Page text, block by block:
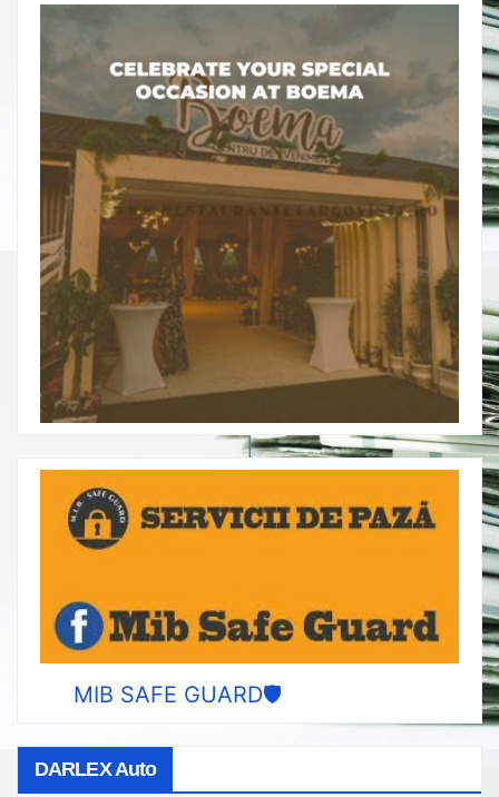
MIB SAFE GUARD🛡️
DARLEX Auto